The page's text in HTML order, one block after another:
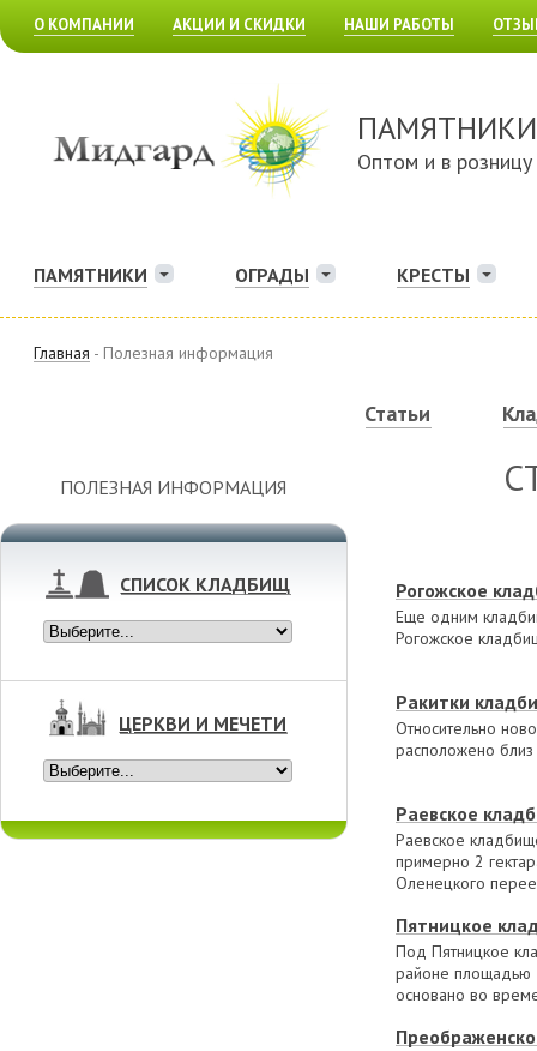
О КОМПАНИИ АКЦИИ И СКИДКИ НАШИ РАБОТЫ
ПАМЯТНИКИ
Оптом и в розницу
ПАМЯТНИКИ ОГРАДЫ КРЕСТЫ
Главная - Полезная информация
Статьи
ПОЛЕЗНАЯ ИНФОРМАЦИЯ
СПИСОК КЛАДБИЩ
ЦЕРКВИ И МЕЧЕТИ
Рогожское
Еще одним
Рогожское
Ракитки
Относительно
расположено близ
Раевское
Раевское
примерно 2
Оленецкого
Пятницкое
Под Пятницкое
районе площадью
основано во